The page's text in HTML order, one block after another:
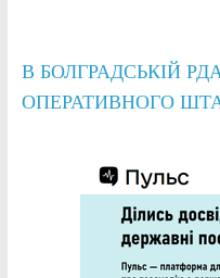
В БОЛГРАДСЬКІЙ
ОПЕРАТИВНОГО